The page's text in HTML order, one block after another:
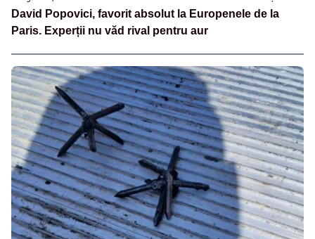
David Popovici, favorit absolut la Europenele de la
Paris. Experții nu văd rival pentru aur